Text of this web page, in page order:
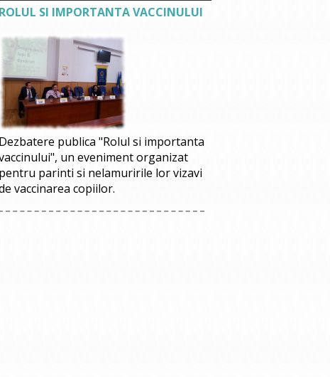
ROLUL SI IMPORTANTA VACCINULUI
Dezbatere publica "Rolul si importanta
un eveniment organizat
pentru parinti si nelamuririle lor vizavi
vaccinarea copiilor.